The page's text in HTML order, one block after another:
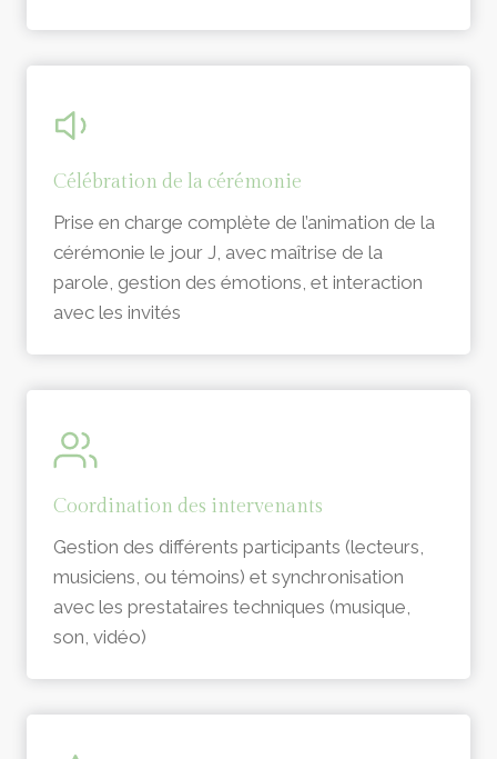
Célébration de la cérémonie
Prise en charge complète de l’animation de la
cérémonie le jour J, avec maîtrise de la
parole, gestion des émotions, et interaction
avec les invités
Coordination des intervenants
Gestion des différents participants (lecteurs,
musiciens, ou témoins) et synchronisation
avec les prestataires techniques (musique,
son, vidéo)